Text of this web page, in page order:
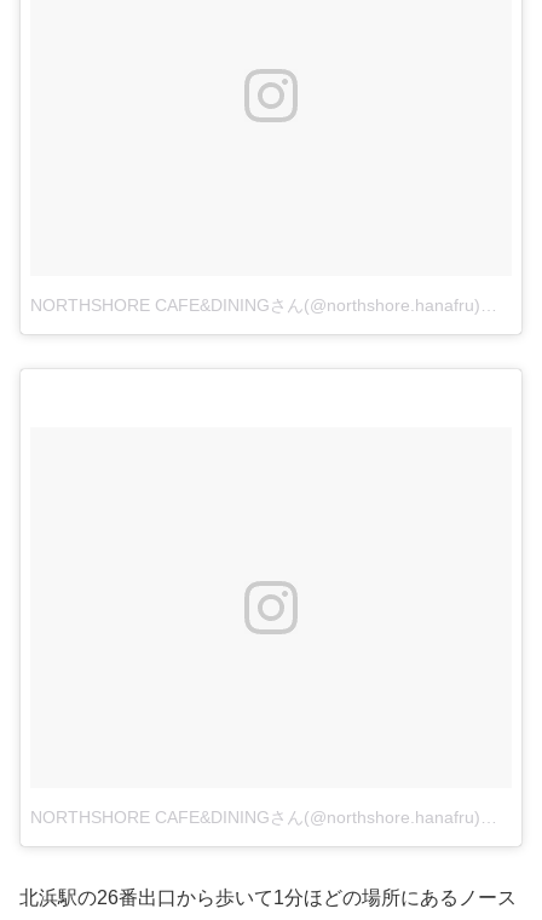
NORTHSHORE CAFE&DININGさん(@northshore.hanafru)がシェアした投稿
NORTHSHORE CAFE&DININGさん(@northshore.hanafru)がシェアした投稿
北浜駅の26番出口から歩いて1分ほどの場所にあるノース